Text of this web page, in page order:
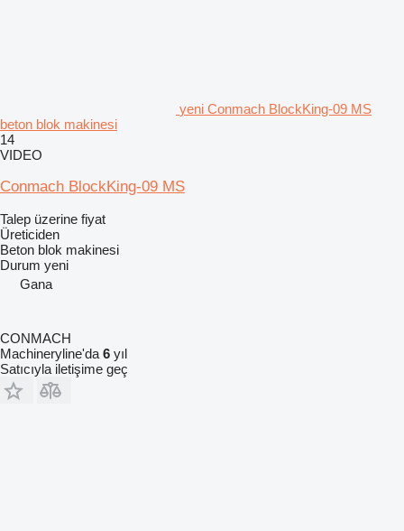
yeni Conmach BlockKing-09 MS
beton blok makinesi
14
VIDEO
Conmach BlockKing-09 MS
Talep üzerine fiyat
Üreticiden
Beton blok makinesi
Durum yeni
Gana
CONMACH
Machineryline'da 6 yıl
Satıcıyla iletişime geç